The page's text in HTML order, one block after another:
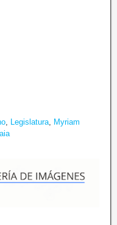
Legislatura Myriam